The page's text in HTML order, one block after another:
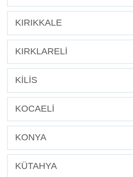
KIRIKKALE
KIRKLARELİ
KİLİS
KOCAELİ
KONYA
KÜTAHYA